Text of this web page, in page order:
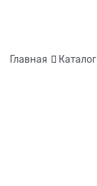
Главная Каталог